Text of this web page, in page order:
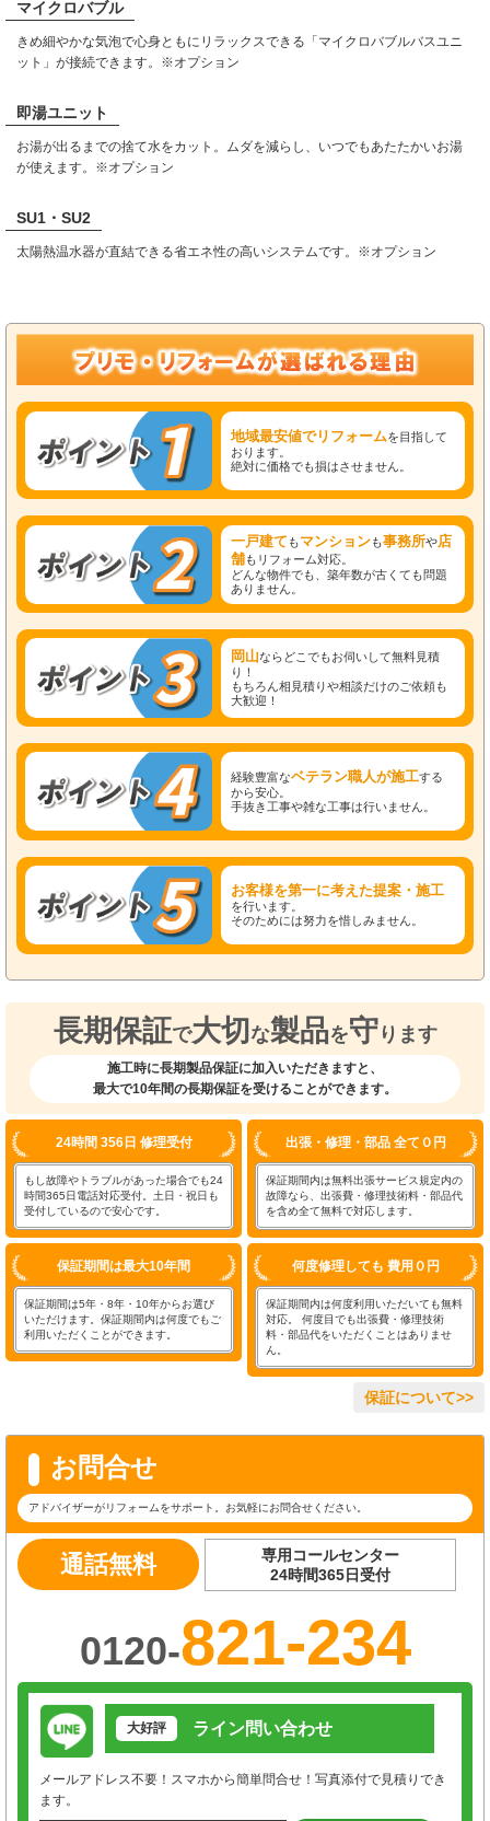
マイクロバブル
きめ細やかな気泡で心身ともにリラックスできる「マイクロバブルバスユニ
ット」が接続できます。※オプション
即湯ユニット
お湯が出るまでの捨て水をカット。ムダを減らし、いつでもあたたかいお湯
が使えます。※オプション
SU1・SU2
太陽熱温水器が直結できる省エネ性の高いシステムです。※オプション
地域最安値でリフォームを目指して
おります。
絶対に価格でも損はさせません。
一戸建て もマンションも事務所や店
舗もリフォーム対応。
どんな物件でも、築年数が古くても問題
ありません。
岡山ならどこでもお伺いして無料見積
り！
もちろん相見積りや相談だけのご依頼も
大歓迎！
経験豊富なベテラン職人が施工する
から安心。
手抜き工事や雑な工事は行いません。
お客様を第一に考えた提案・施工
を行います。
そのためには努力を惜しみません。
長期保証で大切 な製品を守 ります
施工時に長期製品保証に加入いただきますと、
最大で10年間の長期保証を受けることができます。
24時間 356日 修理受付
もし故障やトラブルがあった場合でも24
時間365日電話対応受付。土日・祝日も
受付しているので安心です。
出張・修理・部品 全て０円
保証期間内は無料出張サービス規定内の
故障なら、出張費・修理技術料・部品代
を含め全て無料で対応します。
保証期間は最大10年間
保証期間は5年・8年・10年からお選び
いただけます。保証期間内は何度でもご
利用いただくことができます。
何度修理しても 費用０円
保証期間内は何度利用いただいても無料
対応。 何度目でも出張費・修理技術
料・部品代をいただくことはありませ
ん。
保証について>>
お問合せ
アドバイザーがリフォームをサポート。お気軽にお問合せください。
通話無料
専用コールセンター
24時間365日受付
0120-821-234
大好評 ライン問い合わせ
メールアドレス不要！スマホから簡単問合せ！写真添付で見積りでき
ます。